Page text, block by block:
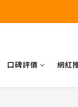
口碑評價 網紅